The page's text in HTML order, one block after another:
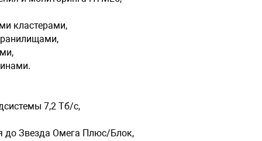
кластерами,
7,2 Тб/с,
до Звезда Омега Плюс/Блок,